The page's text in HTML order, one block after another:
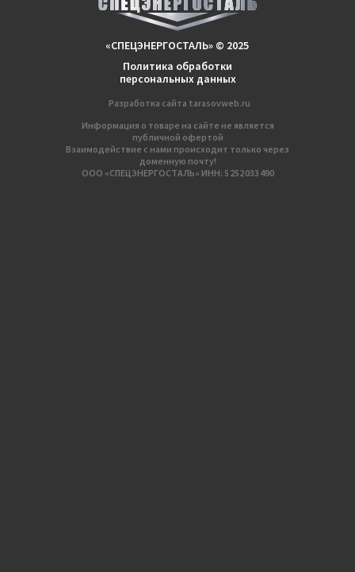
Информация о товаре на сайте не является
публичной офертой
Взаимодействие с нами происходит только через
доменную почту!
ООО «СПЕЦЭНЕРГОСТАЛЬ» ИНН: 5 252 033 490
Разработка сайтa tarasovweb.ru
Политика обработки
персональных данных
«СПЕЦЭНЕРГОСТАЛЬ» © 2025